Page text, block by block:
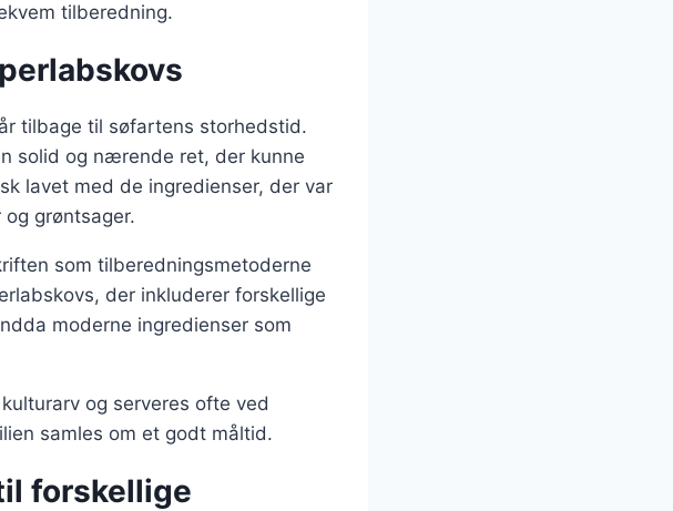
tilberedning.
tilbage til søfartens storhedstid.
solid og nærende ret, der kunne
lavet med de ingredienser, der var
grøntsager.
som tilberedningsmetoderne
der inkluderer forskellige
moderne ingredienser som
og serveres ofte ved
samles om et godt måltid.
forskellige